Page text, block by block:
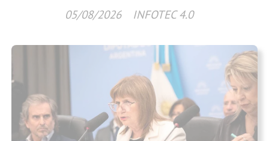
INFOTEC 4.0
05/08/2026